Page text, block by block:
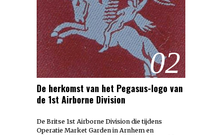
02
De herkomst van het Pegasus-logo van
de 1st Airborne Division
De Britse 1st Airborne Division die tijdens
Operatie Market Garden in Arnhem en